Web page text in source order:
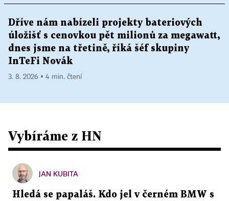
Dříve nám nabízeli projekty bateriových
úložišť s cenovkou pět milionů za megawatt,
dnes jsme na třetině, říká šéf skupiny
InTeFi Novák
3. 8. 2026 ▪ 4 min. čtení
Vybíráme z HN
JAN KUBITA
Hledá se papaláš. Kdo jel v černém BMW s